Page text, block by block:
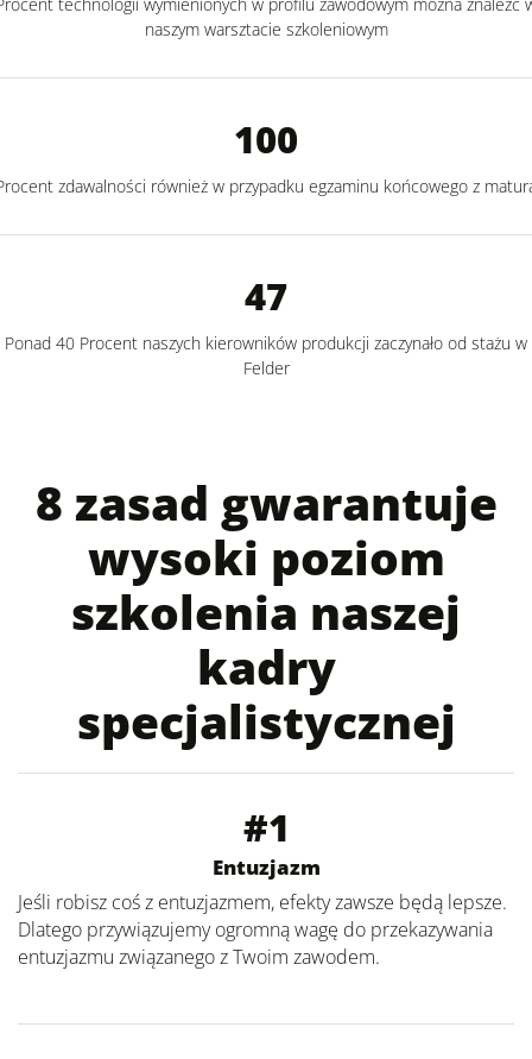
naszym warsztacie szkoleniowym
100
zdawalności również w przypadku egzaminu końcowego z
47
Ponad 40 Procent naszych kierowników produkcji zaczynało od stażu w
Felder
8 zasad gwarantuje
wysoki poziom
szkolenia naszej
kadry
specjalistycznej
#1
Entuzjazm
Jeśli robisz coś z entuzjazmem, efekty zawsze będą lepsze.
Dlatego przywiązujemy ogromną wagę do przekazywania
entuzjazmu związanego z Twoim zawodem.